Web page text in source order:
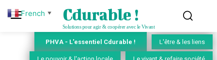
Cdurable !
Solutions pour agir & coopérer avec le Vivant
PHVA - L'essentiel Cdurable ! L'être & les liens
French ▼